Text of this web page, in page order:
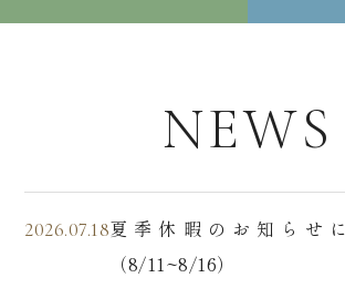
NEWS
2026.07.18夏季休暇のお知らせ
（8/11~8/16）